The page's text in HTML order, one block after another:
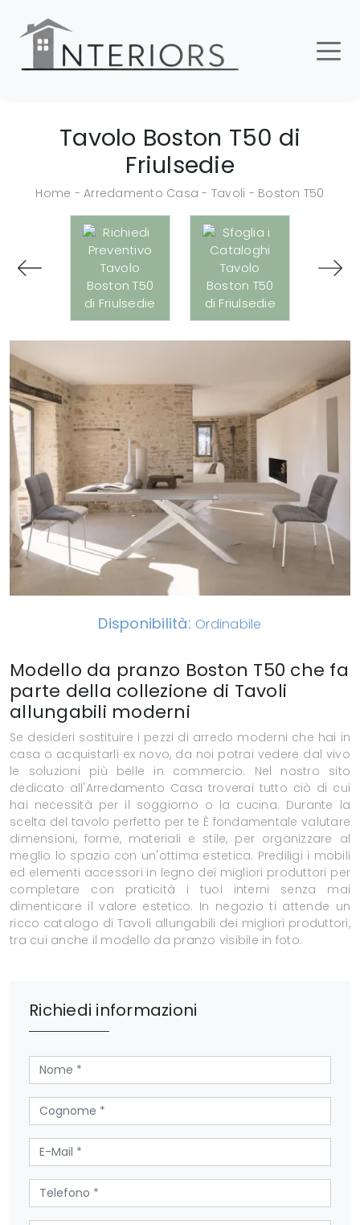
Tavolo Boston T50 di
Friulsedie
Home -Arredamento Casa - Tavoli - Boston T50
Disponibilità: Ordinabile
Modello da pranzo Boston T50 che fa
parte della collezione di Tavoli
allungabili moderni
Se desideri sostituire i pezzi di arredo moderni che hai in
casa o acquistarli ex novo, da noi potrai vedere dal vivo
le soluzioni più belle in commercio. Nel nostro sito
dedicato all'Arredamento Casa troverai tutto ciò di cui
hai necessità per il soggiorno o la cucina. Durante la
scelta del tavolo perfetto per te È fondamentale valutare
dimensioni, forme, materiali e stile, per organizzare al
meglio lo spazio con un'ottima estetica. Prediligi i mobili
ed elementi accessori in legno dei migliori produttori per
completare con praticità i tuoi interni senza mai
dimenticare il valore estetico. In negozio ti attende un
ricco catalogo di Tavoli allungabili dei migliori produttori,
tra cui anche il modello da pranzo visibile in foto.
Richiedi informazioni